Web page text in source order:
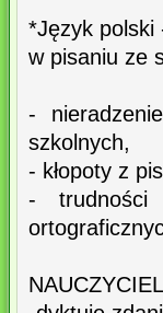
*Język polski
w pisaniu ze
-
szkolnych,
- kłopoty z
- trudności